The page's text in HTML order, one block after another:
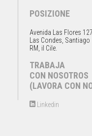
POSIZIONE
Avenida Las Flores
Las Condes, Santiago
RM, il Cile.
TRABAJA
CON NOSOTROS
(LAVORA CON
Linkedin